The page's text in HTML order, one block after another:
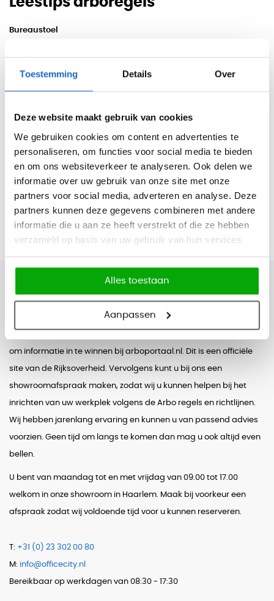
Toestemming Details Over
Deze website maakt gebruik van cookies
We gebruiken cookies om content en advertenties te
personaliseren, om functies voor social media te bieden
en om ons websiteverkeer te analyseren. Ook delen we
informatie over uw gebruik van onze site met onze
partners voor social media, adverteren en analyse. Deze
partners kunnen deze gegevens combineren met andere
informatie die u aan ze heeft verstrekt of die ze hebben
verzameld op basis van uw gebruik van hun services.
Alles toestaan
Aanpassen
Bureaustoel
Beste bureaustoel bij rug- en nekklachten.
Wat is de beste ergonomische bureaustoel?
Hoe stel ik mijn bureaustoel goed in?
Welke bureaustoel voor lange mensen?
Wat is de ideale bureauhoogte?
Wat is de ideale sta hoogte bij een sta zit bureau?
Europese norm voor ergonomie: EN 527
Meer informatie over arboregels
en richtlijnen?
om informatie in te winnen bij arboportaal.nl. Dit is een officiële
site van de Rijksoverheid. Vervolgens kunt u bij ons een
showroomafspraak maken, zodat wij u kunnen helpen bij het
inrichten van uw werkplek volgens de Arbo regels en richtlijnen.
Wij hebben jarenlang ervaring en kunnen u van passend advies
voorzien. Geen tijd om langs te komen dan mag u ook altijd even
bellen.
U bent van maandag tot en met vrijdag van 09.00 tot 17.00
welkom in onze showroom in Haarlem. Maak bij voorkeur een
afspraak zodat wij voldoende tijd voor u kunnen reserveren.
T: +31 (0) 23 302 00 80
M: info@officecity.nl
Bereikbaar op werkdagen van 08:30 - 17:30